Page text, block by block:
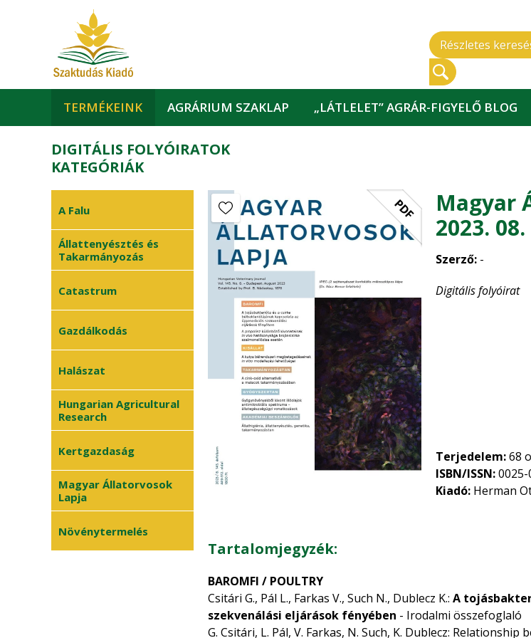
Részletes
TERMÉKEINK AGRÁRIUM SZAKLAP „LÁTLELET” AGRÁR-FIGYELŐ BLOG
DIGITÁLIS FOLYÓIRATOK
KATEGÓRIÁK
A Falu
Állattenyésztés és
Takarmányozás
Catastrum
Gazdálkodás
Halászat
Hungarian Agricultural
Research
Kertgazdaság
Magyar Állatorvosok
Lapja
Növénytermelés
PDF
Magyar
2023.
Szerző: -
Digitális folyóirat
Terjedelem:68
ISBN/ISSN:0025-
Kiadó: Herman
Tartalomjegyzék:
BAROMFI / POULTRY
Csitári G., Pál L., Farkas V., Such N., Dublecz K.: A
szekvenálási eljárások fényében - Irodalmi összefoglaló
G. Csitári, L. Pál, V. Farkas, N. Such, K. Dublecz: